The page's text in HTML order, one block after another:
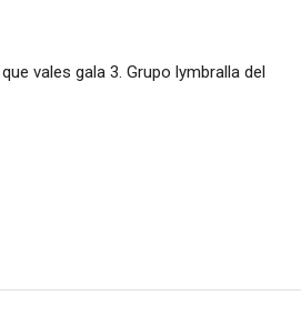
vales gala 3. Grupo lymbralla del